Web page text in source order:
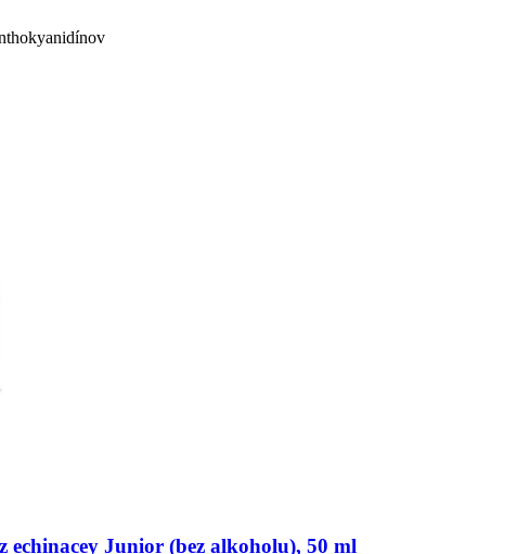
echinacey Junior (bez alkoholu), 50 ml